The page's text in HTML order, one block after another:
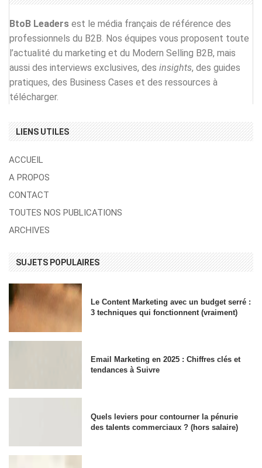
BtoB Leaders est le média français de référence des
professionnels du B2B. Nos équipes vous proposent toute
l’actualité du marketing et du Modern Selling B2B, mais
aussi des interviews exclusives, des insights, des guides
pratiques, des Business Cases et des ressources à
télécharger.
LIENS UTILES
ACCUEIL
A PROPOS
CONTACT
TOUTES NOS PUBLICATIONS
ARCHIVES
SUJETS POPULAIRES
Le Content Marketing avec un budget serré :
3 techniques qui fonctionnent (vraiment)
Email Marketing en 2025 : Chiffres clés et
tendances à Suivre
Quels leviers pour contourner la pénurie
des talents commerciaux ? (hors salaire)